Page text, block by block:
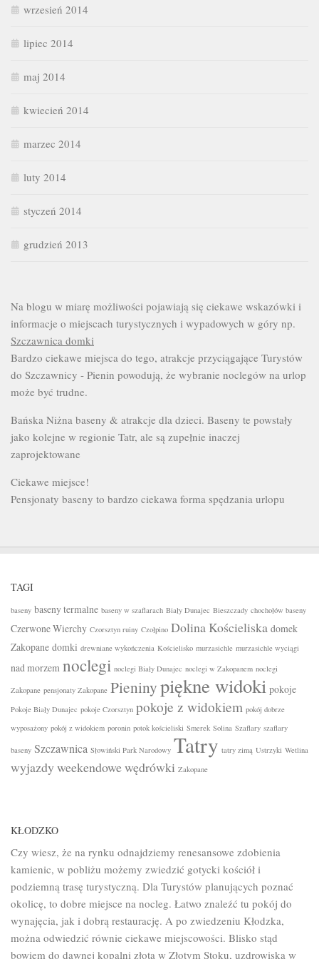
wrzesień 2014
lipiec 2014
maj 2014
kwiecień 2014
marzec 2014
luty 2014
styczeń 2014
grudzień 2013
Na blogu w miarę możliwości pojawiają się ciekawe wskazówki i
informacje o miejscach turystycznych i wypadowych w góry np.
Szczawnica domki
Bardzo ciekawe miejsca do tego, atrakcje przyciągające Turystów
do Szczawnicy - Pienin powodują, że wybranie noclegów na urlop
może być trudne.
Bańska Niżna baseny & atrakcje dla dzieci. Baseny te powstały
jako kolejne w regionie Tatr, ale są zupełnie inaczej
zaprojektowane
Ciekawe miejsce!
Pensjonaty baseny to bardzo ciekawa forma spędzania urlopu
TAGI
baseny baseny termalne baseny w szaflarach Biały Dunajec Bieszczady chochołów baseny
Czerwone Wierchy Czorsztyn ruiny Czołpino Dolina Kościeliska domek
Zakopane domki drewniane wykończenia Kościelisko murzasichle murzasichle wyciągi
nad morzem noclegi noclegi Biały Dunajec noclegi w Zakopanem noclegi
Zakopane pensjonaty Zakopane Pieninypiękne widoki pokoje
Pokoje Biały Dunajec pokoje Czorsztyn pokoje z widokiem pokój dobrze
wyposażony pokój z widokiem poronin potok kościeliski Smerek Solina Szaflary szaflary
baseny Szczawnica Słowiński Park Narodowy Tatry tatry zimą Ustrzyki Wetlina
wyjazdy weekendowewędrówki Zakopane
KŁODZKO
Czy wiesz, że na rynku odnajdziemy renesansowe zdobienia
kamienic, w pobliżu możemy zwiedzić gotycki kościół i
podziemną trasę turystyczną. Dla Turystów planujących poznać
okolicę, to dobre miejsce na nocleg. Łatwo znaleźć tu pokój do
wynajęcia, jak i dobrą restaurację. A po zwiedzeniu Kłodzka,
można odwiedzić równie ciekawe miejscowości. Blisko stąd
bowiem do dawnej kopalni złota w Złotym Stoku, uzdrowiska w